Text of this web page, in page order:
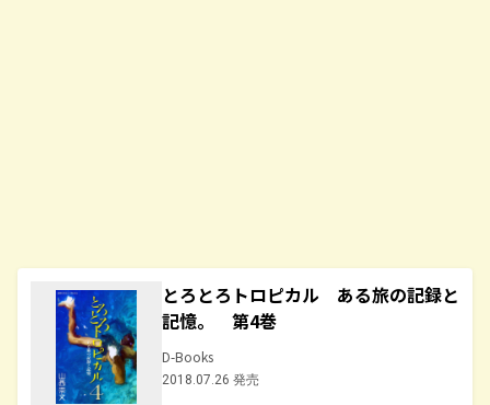
とろとろトロピカル ある旅の記録と
記憶。 第4巻
D-Books
2018.07.26 発売